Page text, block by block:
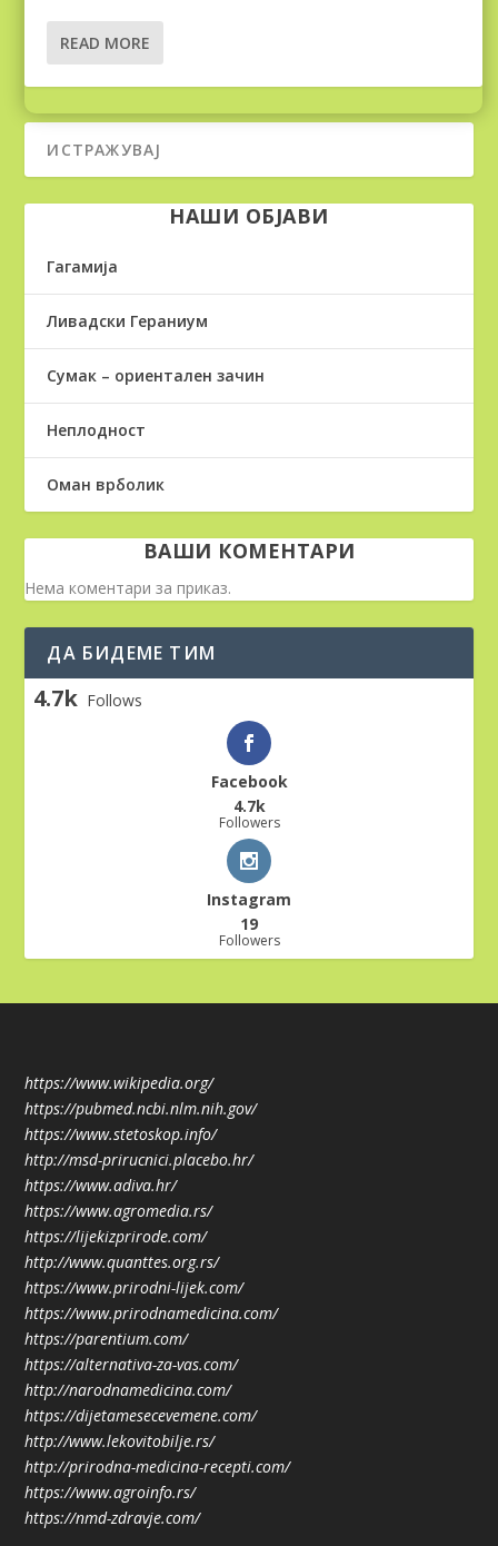
READ MORE
НАШИ ОБЈАВИ
Гагамија
Ливадски Гераниум
Сумак – ориентален зачин
Неплодност
Оман врболик
ВАШИ КОМЕНТАРИ
Нема коментари за приказ.
ДА БИДЕМЕ ТИМ
4.7k Follows
Facebook
4.7k
Followers
Instagram
19
Followers
https://www.wikipedia.org/
https://pubmed.ncbi.nlm.nih.gov/
https://www.stetoskop.info/
http://msd-prirucnici.placebo.hr/
https://www.adiva.hr/
https://www.agromedia.rs/
https://lijekizprirode.com/
http://www.quanttes.org.rs/
https://www.prirodni-lijek.com/
https://www.prirodnamedicina.com/
https://parentium.com/
https://alternativa-za-vas.com/
http://narodnamedicina.com/
https://dijetamesecevemene.com/
http://www.lekovitobilje.rs/
http://prirodna-medicina-recepti.com/
https://www.agroinfo.rs/
https://nmd-zdravje.com/